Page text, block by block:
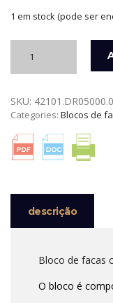
1 em stock (pode ser
BLOCO
FACAS
COM
PEÇAS
LINHA
SKU:
Categories: Blocos de
descrição
Bloco de facas
O bloco é